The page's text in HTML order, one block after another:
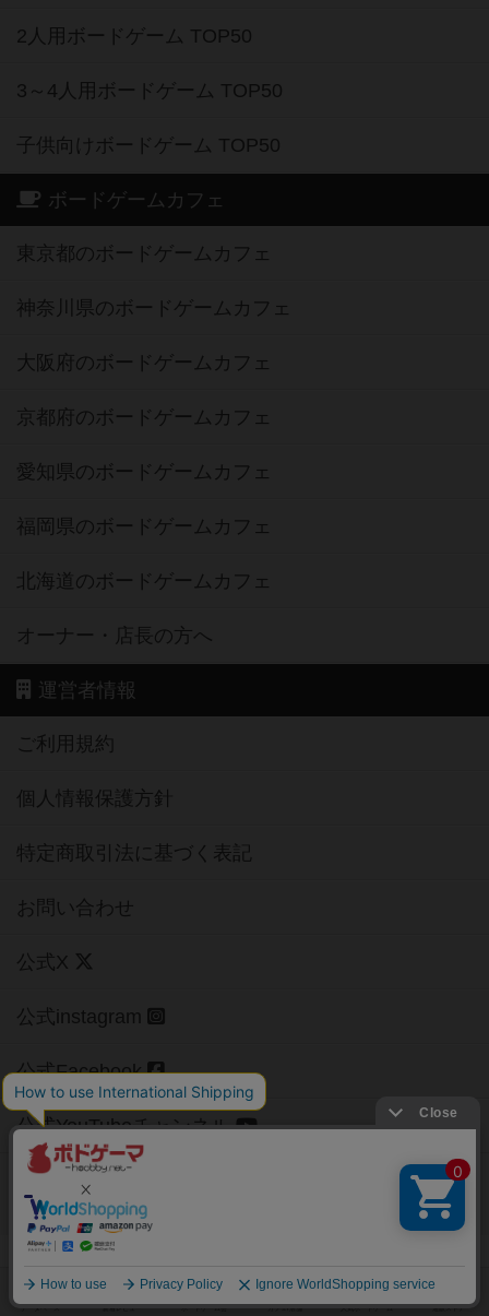
2人用ボードゲーム TOP50
3～4人用ボードゲーム TOP50
子供向けボードゲーム TOP50
ボードゲームカフェ
東京都のボードゲームカフェ
神奈川県のボードゲームカフェ
大阪府のボードゲームカフェ
京都府のボードゲームカフェ
愛知県のボードゲームカフェ
福岡県のボードゲームカフェ
北海道のボードゲームカフェ
オーナー・店長の方へ
運営者情報
ご利用規約
個人情報保護方針
特定商取引法に基づく表記
お問い合わせ
公式X
公式instagram
公式Facebook
公式YouTubeチャンネル